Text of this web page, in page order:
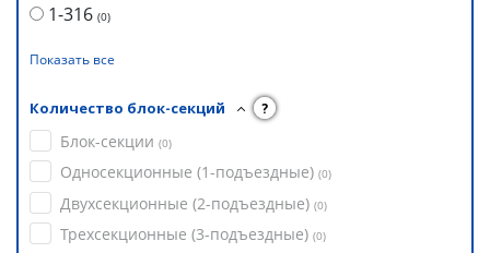
1-316 (0)
Показать все
Количество блок-секций ?
Блок-секции (0)
Односекционные (1-подъездные) (0)
Двухсекционные (2-подъездные) (0)
Трехсекционные (3-подъездные) (0)